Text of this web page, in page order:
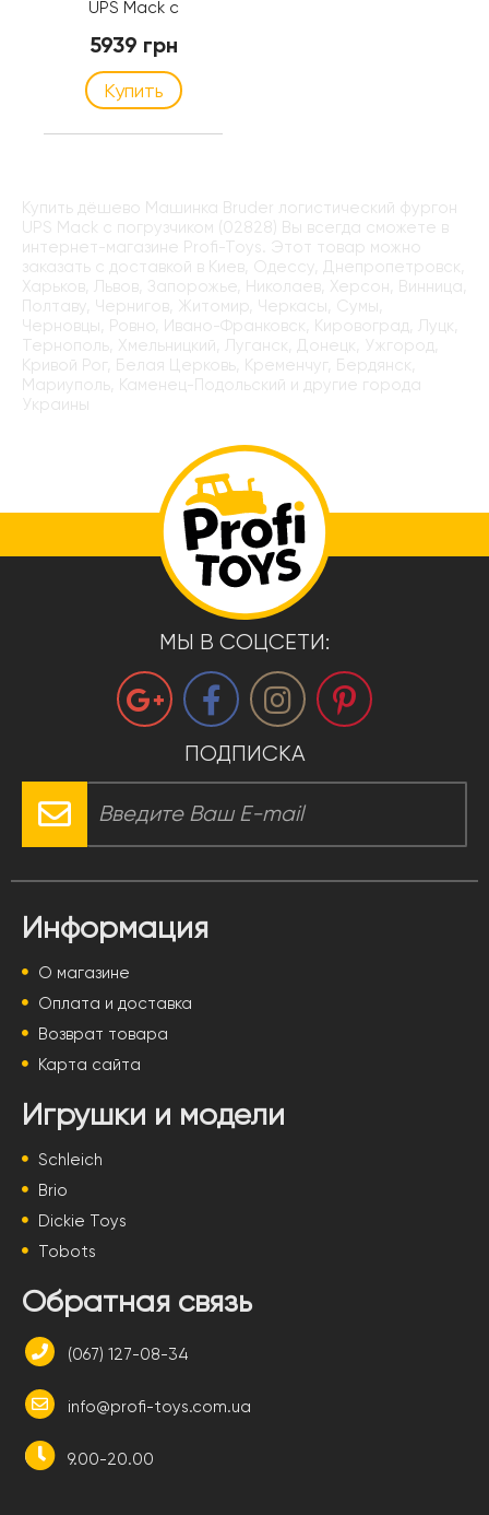
UPS Mack с
5939 грн
Купить
Купить дёшево Машинка Bruder логистический фургон
UPS Mack с погрузчиком (02828) Вы всегда сможете в
интернет-магазине Profi-Toys. Этот товар можно
заказать с доставкой в Киев, Одессу, Днепропетровск,
Харьков, Львов, Запорожье, Николаев, Херсон, Винница,
Полтаву, Чернигов, Житомир, Черкасы, Сумы,
Черновцы, Ровно, Ивано-Франковск, Кировоград, Луцк,
Тернополь, Хмельницкий, Луганск, Донецк, Ужгород,
Кривой Рог, Белая Церковь, Кременчуг, Бердянск,
Мариуполь, Каменец-Подольский и другие города
Украины
МЫ В СОЦСЕТИ:
ПОДПИСКА
Информация
О магазине
Оплата и доставка
Возврат товара
Карта сайта
Игрушки и модели
Schleich
Brio
Dickie Toys
Tobots
Обратная связь
(067) 127-08-34
info@profi-toys.com.ua
9.00-20.00